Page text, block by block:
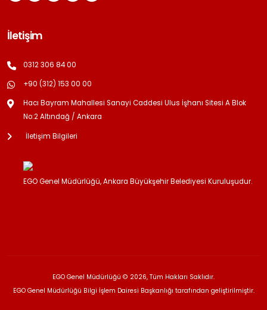
İletişim
0312 306 84 00
+90 (312) 153 00 00
Hacı Bayram Mahallesi Sanayi Caddesi Ulus İşhanı Sitesi A Blok
No:2 Altındağ / Ankara
İletişim Bilgileri
EGO Genel Müdürlüğü, Ankara Büyükşehir Belediyesi Kuruluşudur.
EGO Genel Müdürlüğü © 2026, Tüm Hakları Saklıdır.
EGO Genel Müdürlüğü Bilgi İşlem Dairesi Başkanlığı tarafından geliştirilmiştir.